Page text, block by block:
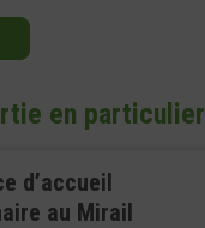
en particulier
d’accueil
au Mirail